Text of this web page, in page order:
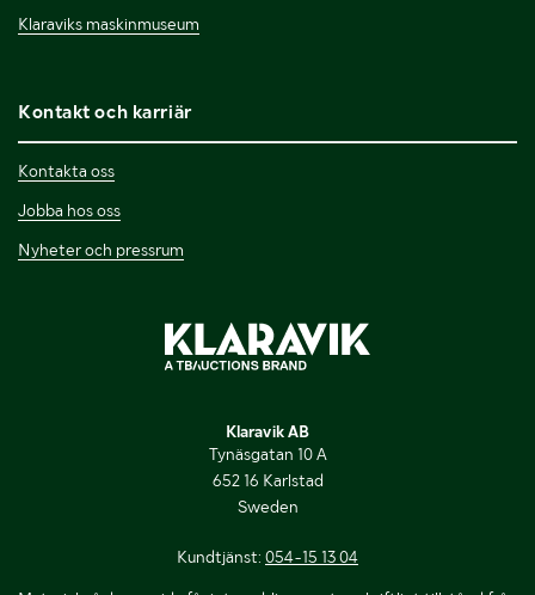
Klaraviks maskinmuseum
Kontakt och karriär
Kontakta oss
Jobba hos oss
Nyheter och pressrum
Klaravik AB
Tynäsgatan 10 A
652 16 Karlstad
Sweden
Kundtjänst: 054-15 13 04